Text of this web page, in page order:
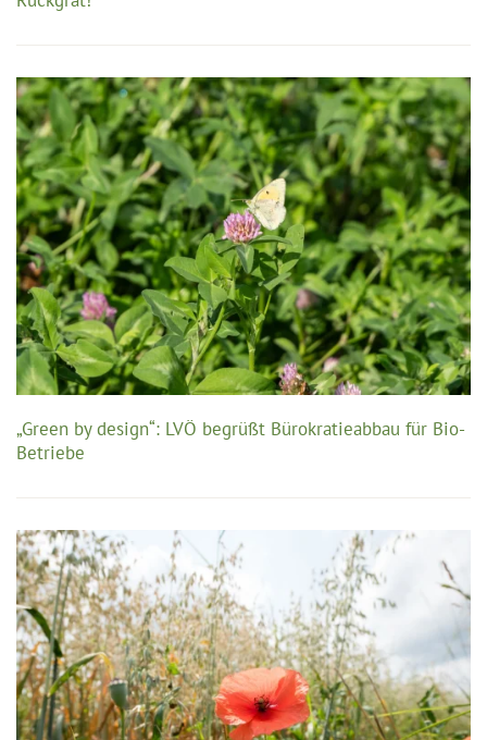
„Green by design“: LVÖ begrüßt Bürokratieabbau für Bio-
Betriebe